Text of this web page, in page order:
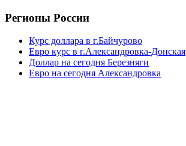
Регионы России
Курс доллара в г.Байчурово
Евро курс в г.Александровка-Донская
Доллар на сегодня Березняги
Евро на сегодня Александровка